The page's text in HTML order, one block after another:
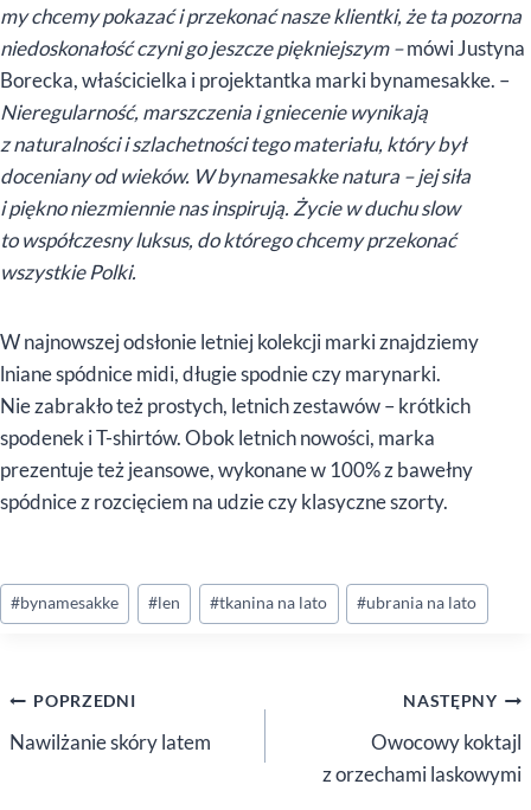
my chcemy pokazać i przekonać nasze klientki, że ta pozorna
niedoskonałość czyni go jeszcze piękniejszym –mówi Justyna
Borecka, właścicielka i projektantka marki bynamesakke. –
Nieregularność, marszczenia i gniecenie wynikają
z naturalności i szlachetności tego materiału, który był
doceniany od wieków. W bynamesakke natura – jej siła
i piękno niezmiennie nas inspirują. Życie w duchu slow
to współczesny luksus, do którego chcemy przekonać
wszystkie Polki.
W najnowszej odsłonie letniej kolekcji marki znajdziemy
lniane spódnice midi, długie spodnie czy marynarki.
Nie zabrakło też prostych, letnich zestawów – krótkich
spodenek i T-shirtów. Obok letnich nowości, marka
prezentuje też jeansowe, wykonane w 100% z bawełny
spódnice z rozcięciem na udzie czy klasyczne szorty.
Tagi
wpisu:
#bynamesakke #len #tkanina na lato #ubrania na lato
Nawigacja
wpisu
POPRZEDNI
Nawilżanie skóry latem
NASTĘPNY
Owocowy koktajl
z orzechami laskowymi